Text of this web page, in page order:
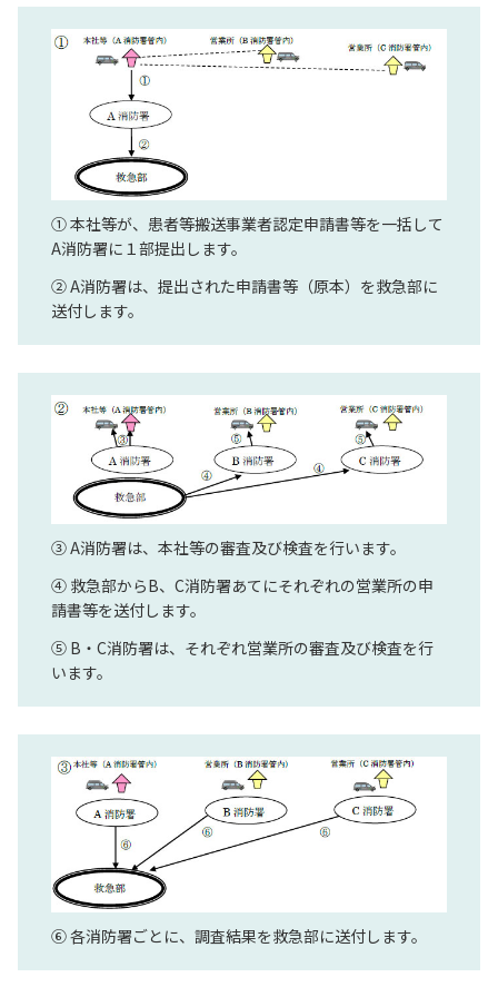
① 本社等が、患者等搬送事業者認定申請書等を一括して
A消防署に１部提出します。
② A消防署は、提出された申請書等（原本）を救急部に
送付します。
③ A消防署は、本社等の審査及び検査を行います。
④ 救急部からB、C消防署あてにそれぞれの営業所の申
請書等を送付します。
⑤ B・C消防署は、それぞれ営業所の審査及び検査を行
います。
⑥ 各消防署ごとに、調査結果を救急部に送付します。